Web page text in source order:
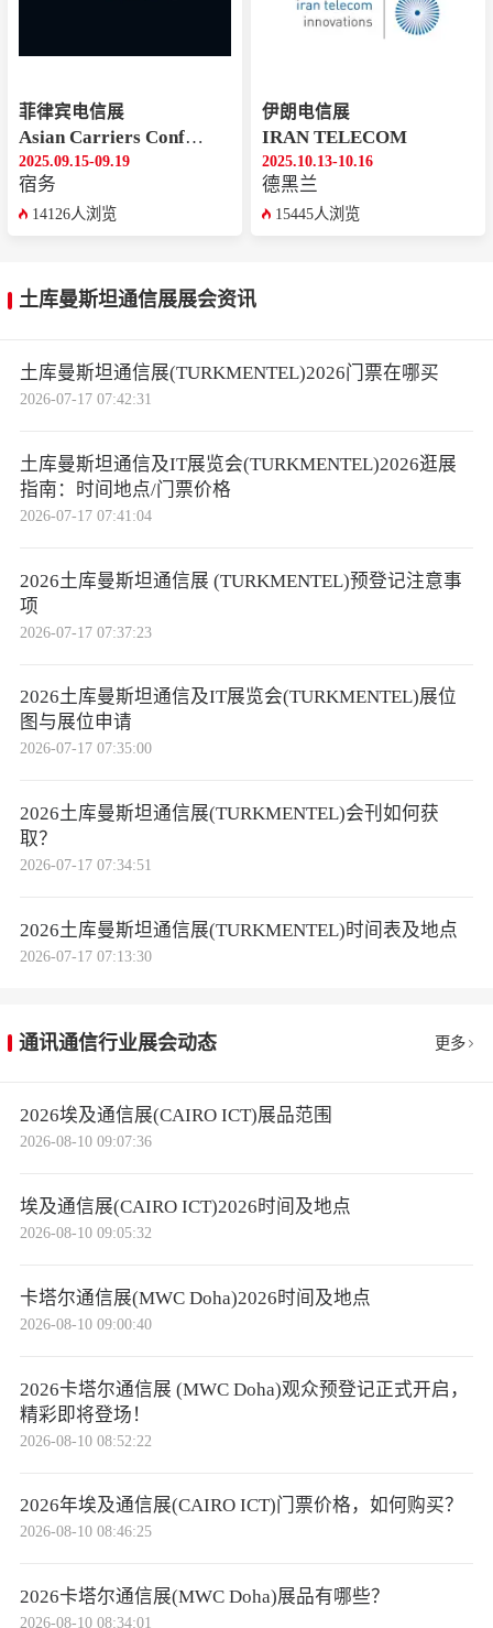
菲律宾电信展
Asian Carriers Conference
2025.09.15-09.19
‌‌宿务
14126人浏览
伊朗电信展
IRAN TELECOM
2025.10.13-10.16
德黑兰
15445人浏览
土库曼斯坦通信展展会资讯
土库曼斯坦通信展(TURKMENTEL)2026门票在哪买
2026-07-17 07:42:31
土库曼斯坦通信及IT展览会(TURKMENTEL)2026逛展
指南：时间地点/门票价格
2026-07-17 07:41:04
2026土库曼斯坦通信展 (TURKMENTEL)预登记注意事
项
2026-07-17 07:37:23
2026土库曼斯坦通信及IT展览会(TURKMENTEL)展位
图与展位申请
2026-07-17 07:35:00
2026土库曼斯坦通信展(TURKMENTEL)会刊如何获
取？
2026-07-17 07:34:51
2026土库曼斯坦通信展(TURKMENTEL)时间表及地点
2026-07-17 07:13:30
通讯通信行业展会动态 更多
2026埃及通信展(CAIRO ICT)展品范围
2026-08-10 09:07:36
埃及通信展(CAIRO ICT)2026时间及地点
2026-08-10 09:05:32
卡塔尔通信展(MWC Doha)2026时间及地点
2026-08-10 09:00:40
2026卡塔尔通信展 (MWC Doha)观众预登记正式开启，
精彩即将登场！
2026-08-10 08:52:22
2026年埃及通信展(CAIRO ICT)门票价格，如何购买？
2026-08-10 08:46:25
2026卡塔尔通信展(MWC Doha)展品有哪些？
2026-08-10 08:34:01